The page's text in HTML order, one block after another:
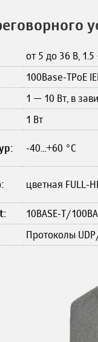
от 5 до 36 В,
100Base-TPoE
1 — 10 Вт, в
1 Вт
-40…+60 °С
цветная FULL-
10BASE-T/
Протоколы